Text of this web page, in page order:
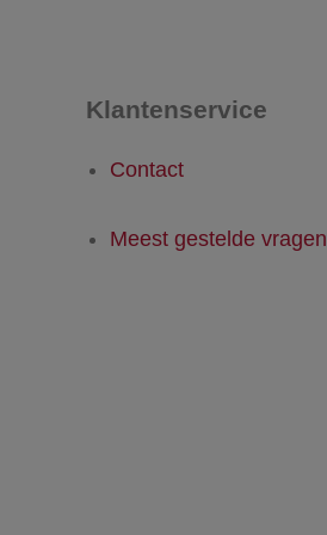
Klantenservice
Contact
Meest gestelde vragen